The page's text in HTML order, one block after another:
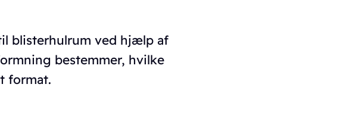
blisterhulrum ved hjælp af
bestemmer, hvilke
format.